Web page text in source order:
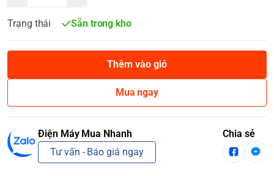
Trạng thái Sẵn trong kho
Thêm vào giỏ
Mua ngay
Điện Máy Mua Nhanh
Tư vấn - Báo giá ngay
Chia sẻ